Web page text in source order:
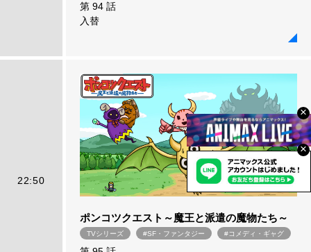
第 94 話
入替
22:50
ポンコツクエスト～魔王と派遣の魔物たち～
TVシリーズ #SF・ファンタジー #コメディ・ギャグ
×
×